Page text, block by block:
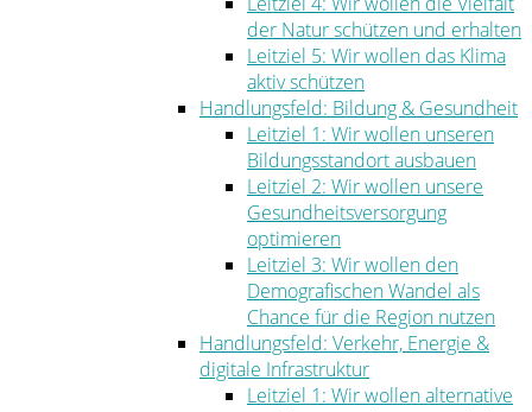
der Natur schützen und erhalten
Leitziel 5: Wir wollen das Klima
aktiv schützen
Handlungsfeld: Bildung & Gesundheit
Leitziel 1: Wir wollen unseren
Bildungsstandort ausbauen
Leitziel 2: Wir wollen unsere
Gesundheitsversorgung
optimieren
Leitziel 3: Wir wollen den
Demografischen Wandel als
Chance für die Region nutzen
Handlungsfeld: Verkehr, Energie &
digitale Infrastruktur
Leitziel 1: Wir wollen alternative